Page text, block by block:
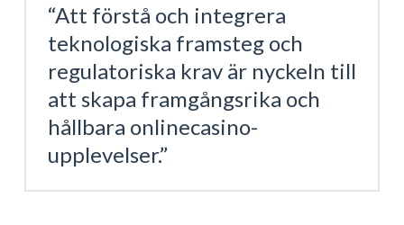
“Att förstå och integrera
teknologiska framsteg och
regulatoriska krav är nyckeln till
att skapa framgångsrika och
hållbara onlinecasino-
upplevelser.”